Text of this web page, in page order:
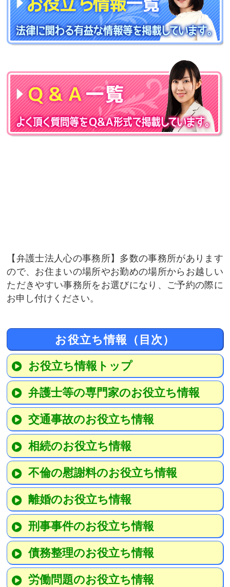
弁護士法人心の事務所
多数の事務所があります
ので、お住まいの場所やお勤めの場所からお越しい
ただきやすい事務所をお選びになり、ご予約の際に
お申し付けください。
お役立ち情報（目次）
お役立ち情報トップ
弁護士等の専門家のお役立ち情報
交通事故のお役立ち情報
相続のお役立ち情報
不倫の慰謝料のお役立ち情報
離婚のお役立ち情報
刑事事件のお役立ち情報
債務整理のお役立ち情報
労働問題のお役立ち情報